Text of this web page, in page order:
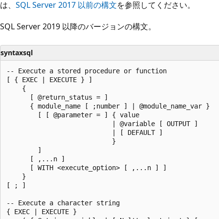
は、 SQL Server 2017 以前の構文を参照してください。
SQL Server 2019 以降のバージョンの構文。
syntaxsql
-- Execute a stored procedure or function
[ { EXEC | EXECUTE } ]
    {
      [ @return_status = ]
      { module_name [ ;number ] | @module_name_var }
        [ [ @parameter = ] { value
                           | @variable [ OUTPUT ]
                           | [ DEFAULT ]
                           }
        ]
      [ ,...n ]
      [ WITH <execute_option> [ ,...n ] ]
    }
[ ; ]
-- Execute a character string
{ EXEC | EXECUTE }